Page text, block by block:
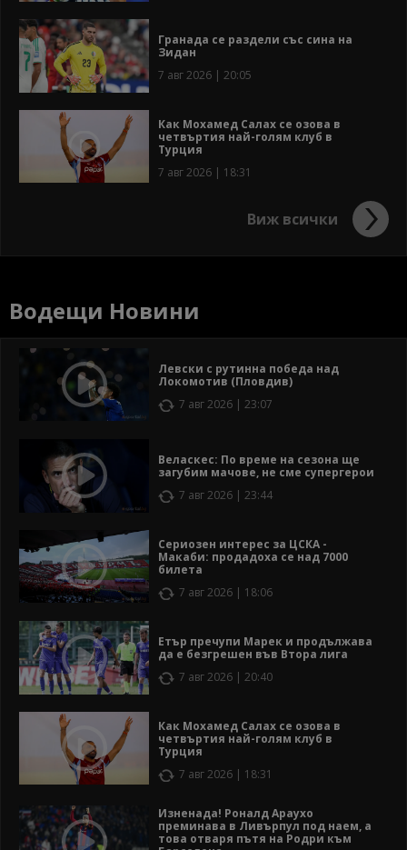
Гранада се раздели със сина на
Зидан
7 авг 2026 | 20:05
Как Мохамед Салах се озова в
четвъртия най-голям клуб в
Турция
7 авг 2026 | 18:31
Виж всички
Водещи Новини
Левски с рутинна победа над
Локомотив (Пловдив)
7 авг 2026 | 23:07
Веласкес: По време на сезона ще
загубим мачове, не сме супергерои
7 авг 2026 | 23:44
Сериозен интерес за ЦСКА -
Макаби: продадоха се над 7000
билета
7 авг 2026 | 18:06
Етър пречупи Марек и продължава
да е безгрешен във Втора лига
7 авг 2026 | 20:40
Как Мохамед Салах се озова в
четвъртия най-голям клуб в
Турция
7 авг 2026 | 18:31
Изненада! Роналд Араухо
преминава в Ливърпул под наем, а
това отваря пътя на Родри към